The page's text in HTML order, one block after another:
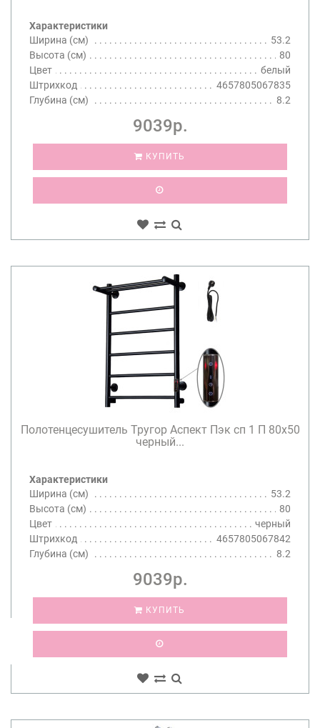
Характеристики
Ширина (см)
53.2
Высота (см)
80
Цвет
белый
Штрихкод
4657805067835
Глубина (см)
8.2
9039р.
КУПИТЬ
Полотенцесушитель Тругор Аспект Пэк сп 1 П 80х50
черный...
Характеристики
Ширина (см)
53.2
Высота (см)
80
Цвет
черный
Штрихкод
4657805067842
Глубина (см)
8.2
9039р.
КУПИТЬ